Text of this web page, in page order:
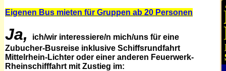
Eigenen Bus mieten für Gruppen ab 20 Personen
Ja,
ich/wir interessiere/n mich/uns für eine
Zubucher-Busreise inklusive Schiffsrundfahrt
Mittelrhein-Lichter oder einer anderen Feuerwerk-
Rheinschifffahrt mit Zustieg im: